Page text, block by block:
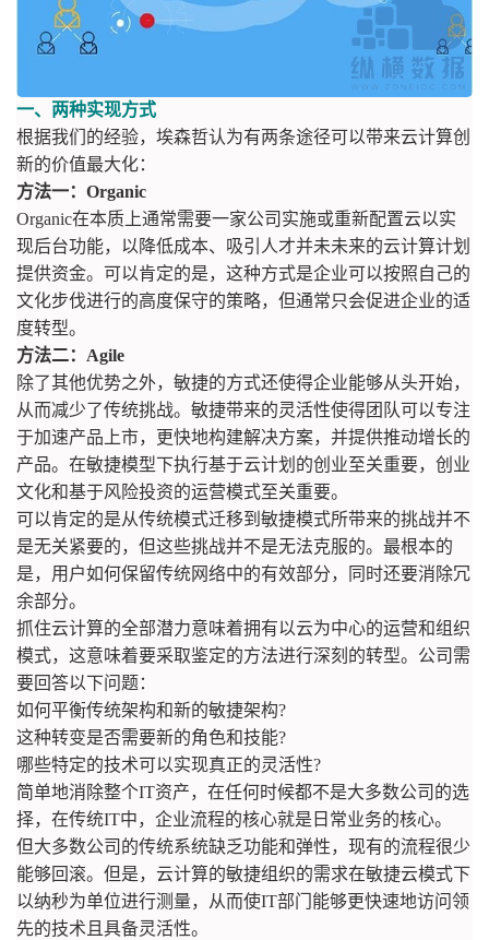
一、两种实现方式
根据我们的经验，埃森哲认为有两条途径可以带来云计算创
新的价值最大化：
方法一：Organic
Organic在本质上通常需要一家公司实施或重新配置云以实
现后台功能，以降低成本、吸引人才并未未来的云计算计划
提供资金。可以肯定的是，这种方式是企业可以按照自己的
文化步伐进行的高度保守的策略，但通常只会促进企业的适
度转型。
方法二：Agile
除了其他优势之外，敏捷的方式还使得企业能够从头开始，
从而减少了传统挑战。敏捷带来的灵活性使得团队可以专注
于加速产品上市，更快地构建解决方案，并提供推动增长的
产品。在敏捷模型下执行基于云计划的创业至关重要，创业
文化和基于风险投资的运营模式至关重要。
可以肯定的是从传统模式迁移到敏捷模式所带来的挑战并不
是无关紧要的，但这些挑战并不是无法克服的。最根本的
是，用户如何保留传统网络中的有效部分，同时还要消除冗
余部分。
抓住云计算的全部潜力意味着拥有以云为中心的运营和组织
模式，这意味着要采取鉴定的方法进行深刻的转型。公司需
要回答以下问题：
如何平衡传统架构和新的敏捷架构?
这种转变是否需要新的角色和技能?
哪些特定的技术可以实现真正的灵活性?
简单地消除整个IT资产，在任何时候都不是大多数公司的选
择，在传统IT中，企业流程的核心就是日常业务的核心。
但大多数公司的传统系统缺乏功能和弹性，现有的流程很少
能够回滚。但是，云计算的敏捷组织的需求在敏捷云模式下
以纳秒为单位进行测量，从而使IT部门能够更快速地访问领
先的技术且具备灵活性。